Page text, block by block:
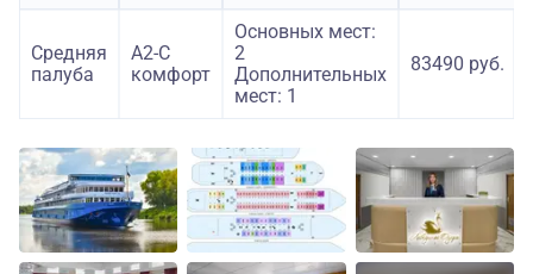
Средняя
палуба
А2-С
комфорт
Основных мест:
2
Дополнительных
мест: 1
83490 руб.